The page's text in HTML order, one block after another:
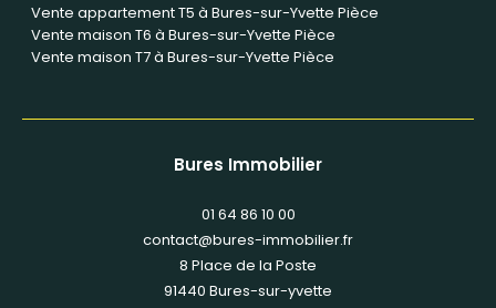
Vente appartement T5 à Bures-sur-Yvette Pièce
Vente maison T6 à Bures-sur-Yvette Pièce
Vente maison T7 à Bures-sur-Yvette Pièce
Bures Immobilier
01 64 86 10 00
contact@bures-immobilier.fr
8 Place de la Poste
91440
bures-sur-yvette